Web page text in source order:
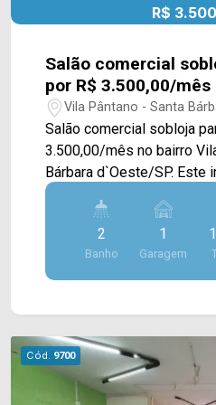
R$
Salão comercial
por R$ 3.500,00/
Pântano em Santa
Vila Pântano - Santa
Salão comercial sobloja
3.500,00/mês no bairro
Bárbara d`Oeste/SP. Este imóvel conta com uma
área total de 102M²,
escritório, cozinha e
rotativo, ambiente com ar
banheiros sociais; > 01
Localizado próximo à Av.
Sonabrasa, farmácia
Crema e fácil acesso ao
Multimall. Entre em contato com a equipe da
2
Banho
1
Garagem
Cód. 9700